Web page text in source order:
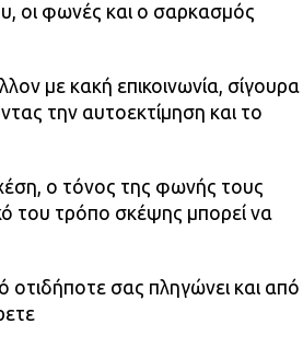
οι φωνές και ο σαρκασμός
με κακή επικοινωνία, σίγουρα
την αυτοεκτίμηση και το
ο τόνος της φωνής τους
του τρόπο σκέψης μπορεί να
σας πληγώνει και από